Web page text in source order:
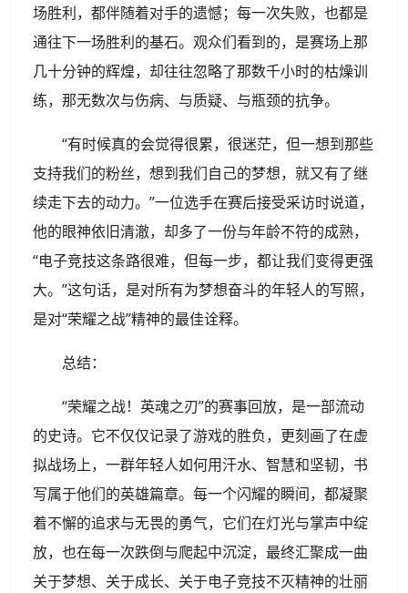
场胜利，都伴随着对手的遗憾；每一次失败，也都是
通往下一场胜利的基石。观众们看到的，是赛场上那
几十分钟的辉煌，却往往忽略了那数千小时的枯燥训
练，那无数次与伤病、与质疑、与瓶颈的抗争。
“有时候真的会觉得很累，很迷茫，但一想到那些
支持我们的粉丝，想到我们自己的梦想，就又有了继
续走下去的动力。”一位选手在赛后接受采访时说道，
他的眼神依旧清澈，却多了一份与年龄不符的成熟，
“电子竞技这条路很难，但每一步，都让我们变得更强
大。”这句话，是对所有为梦想奋斗的年轻人的写照，
是对“荣耀之战”精神的最佳诠释。
总结：
“荣耀之战！英魂之刃”的赛事回放，是一部流动
的史诗。它不仅仅记录了游戏的胜负，更刻画了在虚
拟战场上，一群年轻人如何用汗水、智慧和坚韧，书
写属于他们的英雄篇章。每一个闪耀的瞬间，都凝聚
着不懈的追求与无畏的勇气，它们在灯光与掌声中绽
放，也在每一次跌倒与爬起中沉淀，最终汇聚成一曲
关于梦想、关于成长、关于电子竞技不灭精神的壮丽